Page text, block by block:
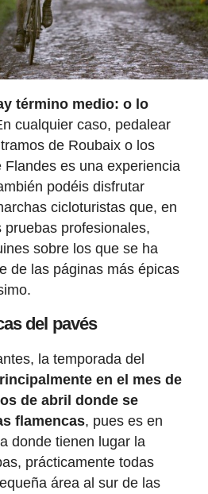
término medio: o lo
cualquier caso, pedalear
de Roubaix o los
es una experiencia
podéis disfrutar
cicloturistas que, en
pruebas profesionales,
sobre los que se ha
de las páginas más épicas
del pavés
la temporada del
en el mes de
de abril donde se
flamencas, pues es en
donde tienen lugar la
prácticamente todas
área al sur de las